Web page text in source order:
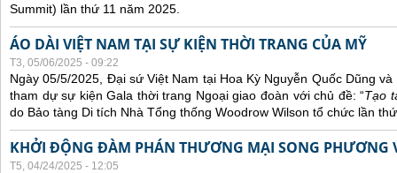
Summit) lần thứ 11 năm 2025.
ÁO DÀI VIỆT NAM TẠI SỰ KIỆN THỜI TRANG CỦA MỸ
T3, 05/06/2025 - 09:22
Ngày 05/5/2025, Đại sứ Việt Nam tại Hoa Kỳ Nguyễn Quốc Dũng
tham dự sự kiện Gala thời trang Ngoại giao đoàn với chủ đề: “Tạo
do Bảo tàng Di tích Nhà Tổng thống Woodrow Wilson tổ chức lần
KHỞI ĐỘNG ĐÀM PHÁN THƯƠNG MẠI SONG PHƯƠNG
T5, 04/24/2025 - 12:05